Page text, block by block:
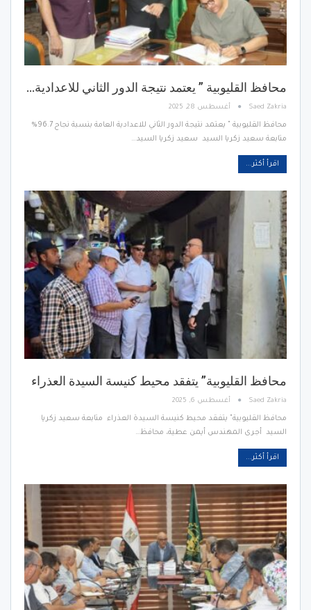
محافظ القليوبية ” يعتمد نتيجة الدور الثاني للاعدادية…
Saed Zakria أغسطس 28, 2025
محافظ القليوبية " يعتمد نتيجة الدور الثاني للاعدادية العامة بنسبة نجاح 96.7%
متابعة سعيد زكريا السيد سعيد زكريا السيد…
اقرأ أكثر...
محافظ القليوبية” يتفقد محيط كنيسة السيدة العذراء
Saed Zakria أغسطس 6, 2025
محافظ القليوبية" يتفقد محيط كنيسة السيدة العذراء متابعة سعيد زكريا
السيد أجرى المهندس أيمن عطية، محافظ…
اقرأ أكثر...